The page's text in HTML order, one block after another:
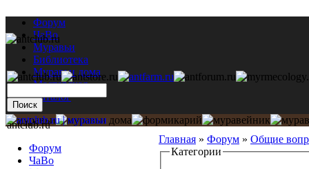
Форум
ЧаВо
Муравьи
Библиотека
Муравьи дома
Мастерская
Каталог
Главная » Форум » Общие
Категории
antclub.ru
Форум
ЧаВо